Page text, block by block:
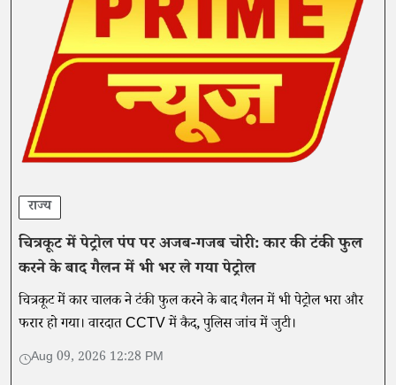
राज्य
चित्रकूट में पेट्रोल पंप पर अजब-गजब चोरी: कार की टंकी फुल
करने के बाद गैलन में भी भर ले गया पेट्रोल
चित्रकूट में कार चालक ने टंकी फुल करने के बाद गैलन में भी पेट्रोल भरा और
फरार हो गया। वारदात CCTV में कैद, पुलिस जांच में जुटी।
Aug 09, 2026 12:28 PM